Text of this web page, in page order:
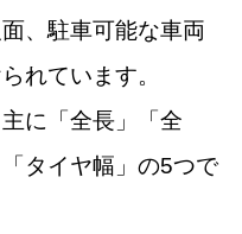
、駐車可能な車両
れています。
に「全長」「全
タイヤ幅」の5つで